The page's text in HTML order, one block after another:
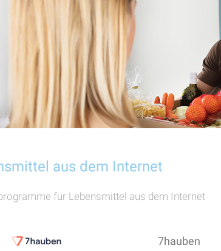
aus dem Internet
für Lebensmittel aus dem Internet
7hauben